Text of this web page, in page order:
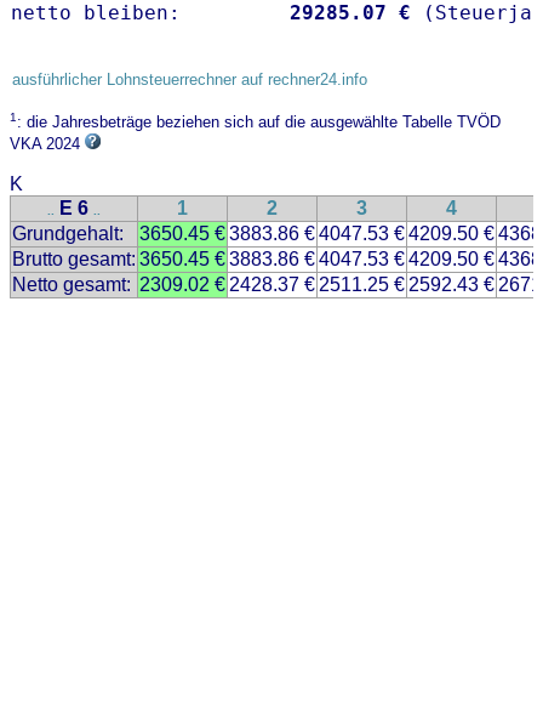
netto bleiben: 29285.07 €
ausführlicher Lohnsteuerrechner auf rechner24.info
1: die Jahresbeträge beziehen sich auf die ausgewählte Tabelle TVÖD
VKA 2024
K
.. E 6 .. 1 2 3 4
Grundgehalt:
3650.45 €3883.86 €4047.53 €4209.50 €
Brutto gesamt: 3650.45 €3883.86 €4047.53 €4209.50 €
Netto gesamt: 2309.02 € 2428.37 € 2511.25 € 2592.43 €